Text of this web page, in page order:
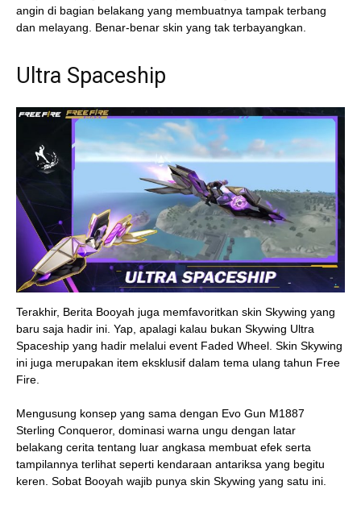
angin di bagian belakang yang membuatnya tampak terbang
dan melayang. Benar-benar skin yang tak terbayangkan.
Ultra Spaceship
Terakhir, Berita Booyah juga memfavoritkan skin Skywing yang
baru saja hadir ini. Yap, apalagi kalau bukan Skywing Ultra
Spaceship yang hadir melalui event Faded Wheel. Skin Skywing
ini juga merupakan item eksklusif dalam tema ulang tahun Free
Fire.
Mengusung konsep yang sama dengan Evo Gun M1887
Sterling Conqueror, dominasi warna ungu dengan latar
belakang cerita tentang luar angkasa membuat efek serta
tampilannya terlihat seperti kendaraan antariksa yang begitu
keren. Sobat Booyah wajib punya skin Skywing yang satu ini.